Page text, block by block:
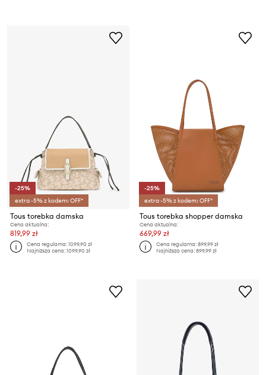
-25%
extra -5% z kodem: OFF*
Tous torebka damska
Cena aktualna:
819,99 zł
Cena regularna:1099,90 zł
Najniższa cena:1099,90 zł
-25%
extra -5% z kodem: OFF*
Tous torebka shopper damska
Cena aktualna:
669,99 zł
Cena regularna:899,99 zł
Najniższa cena:899,99 zł